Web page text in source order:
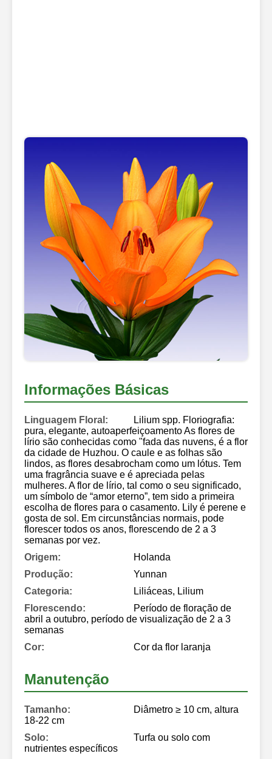
Informações Básicas
Linguagem Floral:
Lilium spp. Floriografia:
pura, elegante, autoaperfeiçoamento As flores de
lírio são conhecidas como "fada das nuvens, é a flor
da cidade de Huzhou. O caule e as folhas são
lindos, as flores desabrocham como um lótus. Tem
uma fragrância suave e é apreciada pelas
mulheres. A flor de lírio, tal como o seu significado,
um símbolo de “amor eterno”, tem sido a primeira
escolha de flores para o casamento. Lily é perene e
gosta de sol. Em circunstâncias normais, pode
florescer todos os anos, florescendo de 2 a 3
semanas por vez.
Origem:
Holanda
Produção:
Yunnan
Categoria:
Liliáceas, Lilium
Florescendo:
Período de floração de
abril a outubro, período de visualização de 2 a 3
semanas
Cor:
Cor da flor laranja
Manutenção
Tamanho:
Diâmetro ≥ 10 cm, altura
18-22 cm
Solo:
Turfa ou solo com
nutrientes específicos